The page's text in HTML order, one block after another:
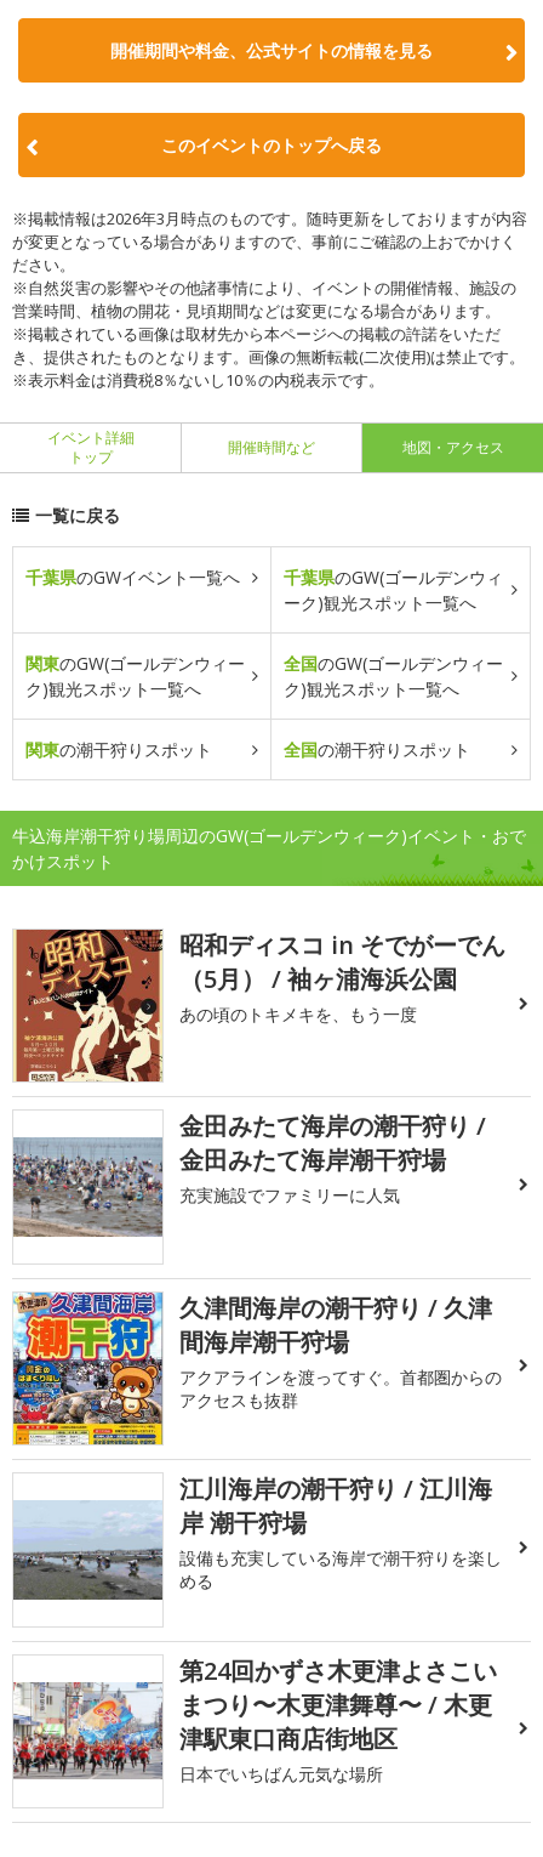
開催期間や料金、公式サイトの情報を見る
このイベントのトップへ戻る
※掲載情報は2026年3月時点のものです。随時更新をしておりますが内容
が変更となっている場合がありますので、事前にご確認の上おでかけく
ださい。
※自然災害の影響やその他諸事情により、イベントの開催情報、施設の
営業時間、植物の開花・見頃期間などは変更になる場合があります。
※掲載されている画像は取材先から本ページへの掲載の許諾をいただ
き、提供されたものとなります。画像の無断転載(二次使用)は禁止です。
※表示料金は消費税8％ないし10％の内税表示です。
イベント詳細
トップ
開催時間など 地図・アクセス
一覧に戻る
千葉県のGWイベント一覧へ 千葉県のGW(ゴールデンウィ
ーク)観光スポット一覧へ
関東のGW(ゴールデンウィー
ク)観光スポット一覧へ
全国のGW(ゴールデンウィー
ク)観光スポット一覧へ
関東の潮干狩りスポット 全国の潮干狩りスポット
牛込海岸潮干狩り場周辺のGW(ゴールデンウィーク)イベント・おで
かけスポット
昭和ディスコ in そでがーでん
（5月） / 袖ヶ浦海浜公園
あの頃のトキメキを、もう一度
金田みたて海岸の潮干狩り /
金田みたて海岸潮干狩場
充実施設でファミリーに人気
久津間海岸の潮干狩り / 久津
間海岸潮干狩場
アクアラインを渡ってすぐ。首都圏からの
アクセスも抜群
江川海岸の潮干狩り / 江川海
岸 潮干狩場
設備も充実している海岸で潮干狩りを楽し
める
第24回かずさ木更津よさこい
まつり〜木更津舞尊〜 / 木更
津駅東口商店街地区
日本でいちばん元気な場所